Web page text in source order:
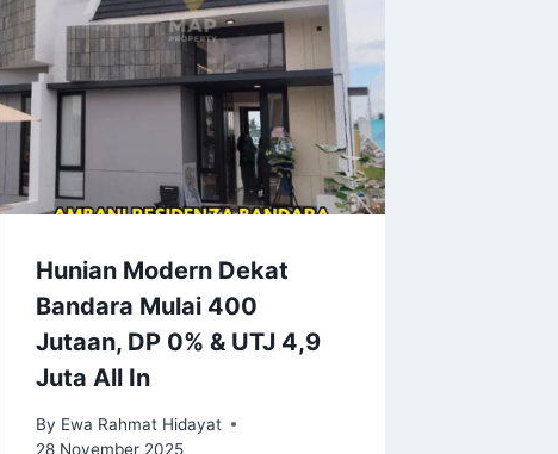
Hunian Modern Dekat
Bandara Mulai 400
Jutaan, DP 0% & UTJ 4,9
Juta All In
By Ewa Rahmat Hidayat
28 November 2025